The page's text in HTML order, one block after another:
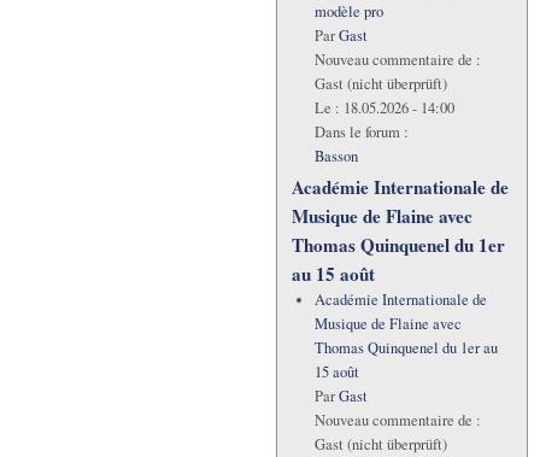
modèle pro
ParGast
Nouveau commentaire de :
Gast (nicht überprüft)
Le : 18.05.2026 - 14:00
Dans le forum :
Basson
Académie Internationale de
Musique de Flaine avec
Thomas Quinquenel du 1er
au 15 août
Académie Internationale de
Musique de Flaine avec
Thomas Quinquenel du 1er au
15 août
ParGast
Nouveau commentaire de :
Gast (nicht überprüft)